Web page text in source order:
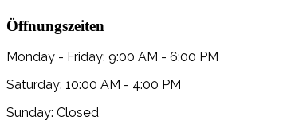
Öffnungszeiten
Monday - Friday: 9:00 AM - 6:00 PM
Saturday: 10:00 AM - 4:00 PM
Sunday: Closed